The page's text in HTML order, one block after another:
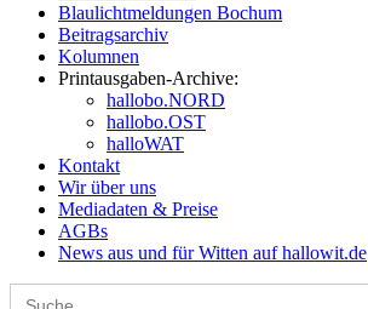
Blaulichtmeldungen Bochum
Beitragsarchiv
Kolumnen
Printausgaben-Archive:
hallobo.NORD
hallobo.OST
halloWAT
Kontakt
Wir über uns
Mediadaten & Preise
AGBs
News aus und für Witten auf hallowit.de
Search